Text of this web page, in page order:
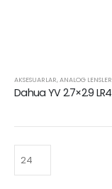
AKSESUARLAR,ANALOG LENSLER